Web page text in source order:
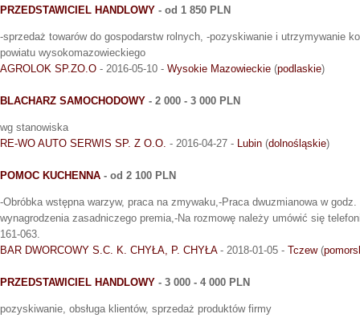
PRZEDSTAWICIEL HANDLOWY - od 1 850 PLN
-sprzedaż towarów do gospodarstw rolnych, -pozyskiwanie i utrzymywanie
powiatu wysokomazowieckiego
AGROLOK SP.ZO.O - 2016-05-10 - Wysokie Mazowieckie (podlaskie)
BLACHARZ SAMOCHODOWY - 2 000 - 3 000 PLN
wg stanowiska
RE-WO AUTO SERWIS SP. Z O.O. - 2016-04-27 - Lubin (dolnośląskie)
POMOC KUCHENNA - od 2 100 PLN
-Obróbka wstępna warzyw, praca na zmywaku,-Praca dwuzmianowa w
wynagrodzenia zasadniczego premia,-Na rozmowę należy umówić się
161-063.
BAR DWORCOWY S.C. K. CHYŁA, P. CHYŁA- 2018-01-05 - Tczew(
PRZEDSTAWICIEL HANDLOWY - 3 000 - 4 000 PLN
pozyskiwanie, obsługa klientów, sprzedaż produktów firmy